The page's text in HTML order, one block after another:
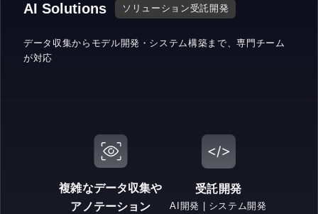
AI Solutions ソリューション受託開発
データ収集からモデル開発・ システム構築まで、専門チーム
が対応
複雑なデータ収集や
アノテーション
受託開発
AI開発 | システム開発